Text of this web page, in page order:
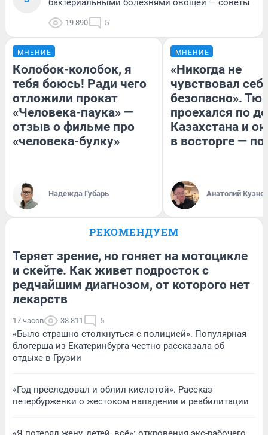
бактериальными болезнями овощей — советы
19 890 5
МНЕНИЕ
Колобок-колобок, я
тебя боюсь! Ради чего
отложили прокат
«Человека-паука» —
отзыв о фильме про
«человека-булку»
Надежда Губарь
МНЕНИЕ
«Никогда не
чувствовал
безопасно».
проехался по
Казахстана и
в восторге —
Анатолий
РЕКОМЕНДУЕМ
Теряет зрение, но гоняет на мотоцикле
и скейте. Как живет подросток с
редчайшим диагнозом, от которого нет
лекарств
17 часов 38 811 5
«Было страшно столкнуться с полицией». Популярная
блогерша из Екатеринбурга честно рассказала об
отдыхе в Грузии
«Год преследовал и облил кислотой». Рассказ
петербурженки о жестоком нападении и реабилитации